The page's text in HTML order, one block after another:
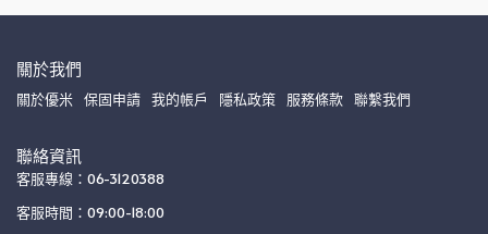
關於我們
關於優米 保固申請 我的帳戶 隱私政策 服務條款 聯繫我們
聯絡資訊
客服專線：06-3120388
客服時間：09:00-18:00